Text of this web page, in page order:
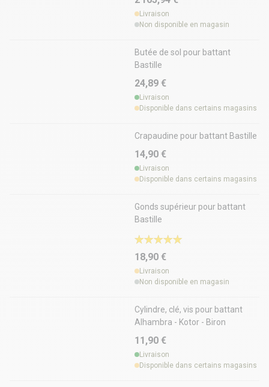
Livraison
Non disponible en magasin
Butée de sol pour battant
Bastille
24,89 €
Livraison
Disponible dans certains magasins
Crapaudine pour battant Bastille
14,90 €
Livraison
Disponible dans certains magasins
Gonds supérieur pour battant
Bastille
18,90 €
Livraison
Non disponible en magasin
Cylindre, clé, vis pour battant
Alhambra - Kotor - Biron
11,90 €
Livraison
Disponible dans certains magasins